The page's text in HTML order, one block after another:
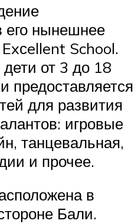
его нынешнее
School.
от 3 до 18
предоставляется
для развития
игровые
танцевальная,
и прочее.
в
Бали.